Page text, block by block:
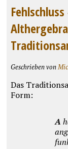
Geschrieben von
Das
Form:
A